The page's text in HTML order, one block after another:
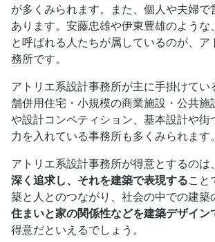
が多くみられます。また、個人や夫婦で
あります。安藤忠雄や伊東豊雄のような
と呼ばれる人たちが属しているのが、ア
務所です。
アトリエ系設計事務所が主に手掛けてい
舗併用住宅・小規模の商業施設・公共施
や設計コンペティション、基本設計や街
力を入れている事務所も多くみられます。
アトリエ系設計事務所が得意とするのは、
深く追求し、それを建築で表現すること
築と人とのつながり、社会の中での建築
住まいと家の関係性などを建築デザイン
得意だといえるでしょう。